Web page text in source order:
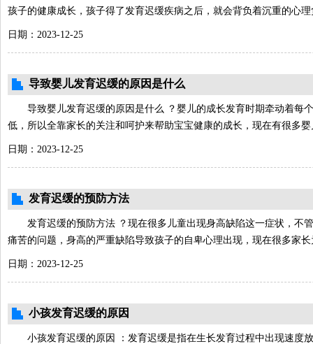
孩子的健康成长，孩子得了发育迟缓疾病之后，就会背负着沉重的心
日期：2023-12-25
导致婴儿发育迟缓的原因是什么
导致婴儿发育迟缓的原因是什么 ？婴儿的成长发育时期牵动着每
低，所以全靠家长的关注和呵护来帮助宝宝健康的成长，现在有很多
日期：2023-12-25
发育迟缓的预防方法
发育迟缓的预防方法 ？现在很多儿童出现身高缺陷这一症状，不
痛苦的问题，身高的严重缺陷导致孩子的自卑心理出现，现在很多家
日期：2023-12-25
小孩发育迟缓的原因
小孩发育迟缓的原因 ：发育迟缓是指在生长发育过程中出现速度